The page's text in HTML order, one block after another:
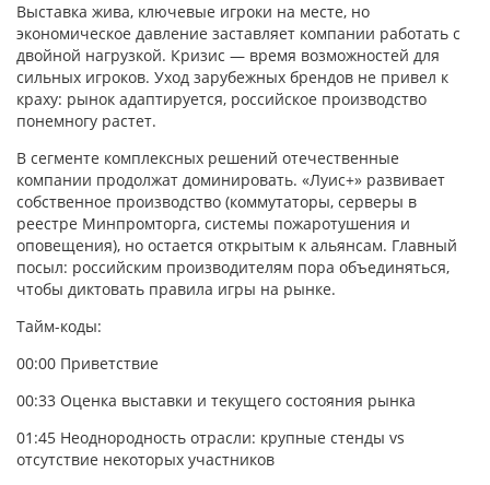
Выставка жива, ключевые игроки на месте, но
экономическое давление заставляет компании работать с
двойной нагрузкой. Кризис — время возможностей для
сильных игроков. Уход зарубежных брендов не привел к
краху: рынок адаптируется, российское производство
понемногу растет.
В сегменте комплексных решений отечественные
компании продолжат доминировать. «Луис+» развивает
собственное производство (коммутаторы, серверы в
реестре Минпромторга, системы пожаротушения и
оповещения), но остается открытым к альянсам. Главный
посыл: российским производителям пора объединяться,
чтобы диктовать правила игры на рынке.
Тайм-коды:
00:00 Приветствие
00:33 Оценка выставки и текущего состояния рынка
01:45 Неоднородность отрасли: крупные стенды vs
отсутствие некоторых участников